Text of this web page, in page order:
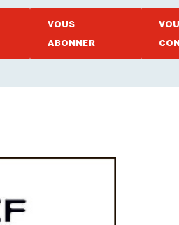
VOUS
ABONNER